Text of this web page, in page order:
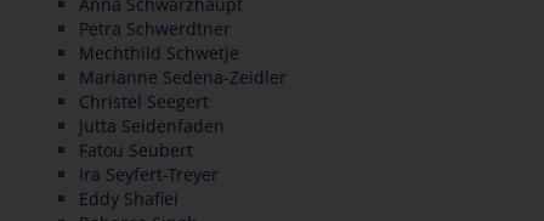
Petra Schwerdtner
Mechthild Schwetje
Marianne Sedena-Zeidler
Christel Seegert
Jutta Seidenfaden
Fatou Seubert
Ira Seyfert-Treyer
Eddy Shafiei